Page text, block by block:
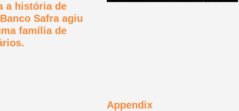
a história de
Safra agiu
família de
Appendix